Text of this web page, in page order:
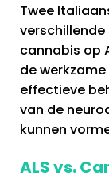
Twee
cannabis op
de
effectieve
van de
kunnen
ALS vs.